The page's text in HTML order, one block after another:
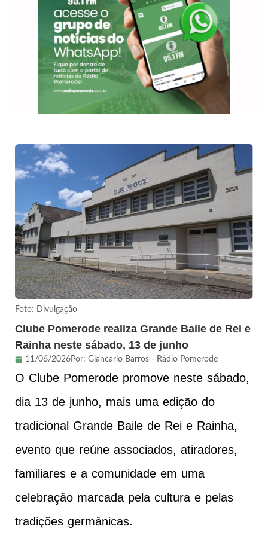
Foto: Divulgação
Clube Pomerode realiza Grande Baile de Rei e
Rainha neste sábado, 13 de junho
11/06/2026Por: Giancarlo Barros - Rádio Pomerode
O Clube Pomerode promove neste sábado,
dia 13 de junho, mais uma edição do
tradicional Grande Baile de Rei e Rainha,
evento que reúne associados, atiradores,
familiares e a comunidade em uma
celebração marcada pela cultura e pelas
tradições germânicas.